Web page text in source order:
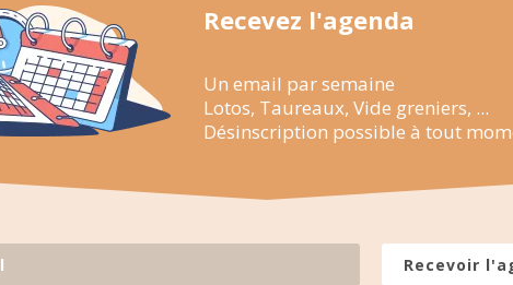
Recevez l'agenda
Un email par semaine
Lotos, Taureaux, Vide greniers, ...
Désinscription possible à tout
Recevoir